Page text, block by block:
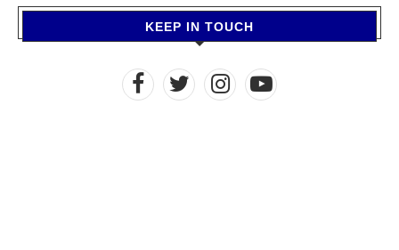
KEEP IN TOUCH